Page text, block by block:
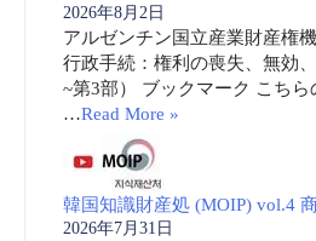
2026年8月2日
アルゼンチン国立産業財産権
行政手続：権利の喪失、無効
~第3部） ブックマーク こち
…Read More »
韓国知識財産処 (MOIP) vol.4
2026年7月31日